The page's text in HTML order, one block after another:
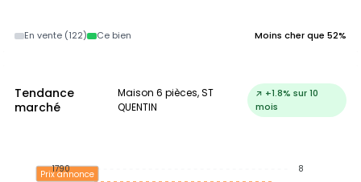
En vente (122) Ce bien Moins cher que 52%
Tendance
marché
Maison 6 pièces, ST
QUENTIN
↗ +1.8% sur 10
mois
Prix annonce
8
1790